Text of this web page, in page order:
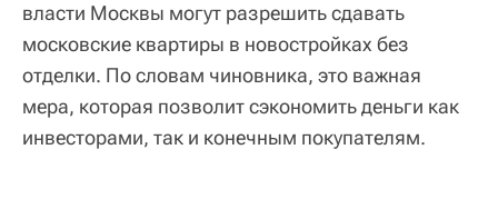
власти Москвы могут разрешить сдавать
московские квартиры в новостройках без
отделки. По словам чиновника, это важная
мера, которая позволит сэкономить деньги как
инвесторами, так и конечным покупателям.